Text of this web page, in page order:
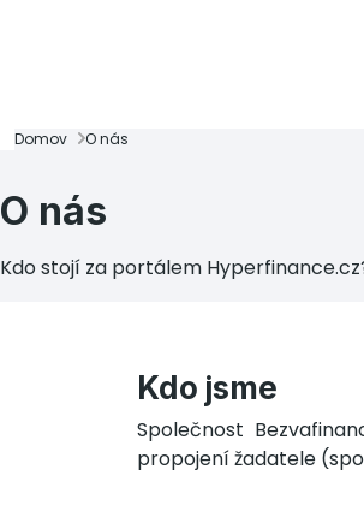
Domov O nás
O nás
Kdo stojí za portálem
Kdo jsme
Společnost
propojení žadatele